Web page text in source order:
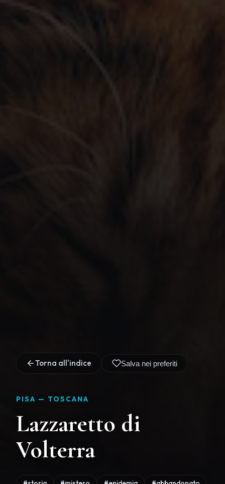
Torna all'indice Salva nei preferiti
PISA — TOSCANA
Lazzaretto di
Volterra